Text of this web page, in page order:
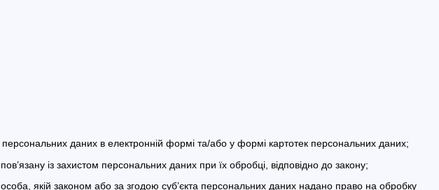
даних в електронній формі та/або у формі картотек персональних даних;
із захистом персональних даних при їх обробці, відповідно до закону;
якій законом або за згодою суб’єкта персональних даних надано право на обробку